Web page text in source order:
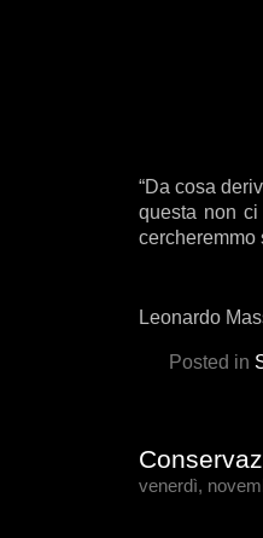
“Da cosa
questa non
cercheremmo
Leonardo
Posted in
venerdì,